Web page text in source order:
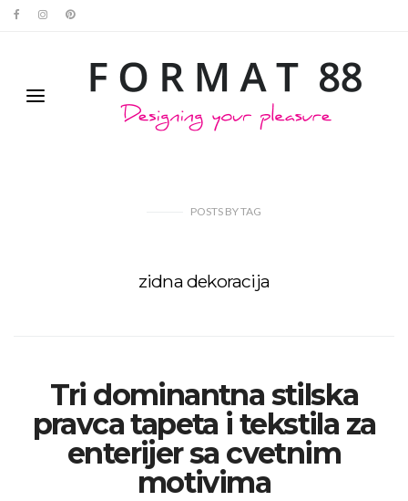
POSTS BYTAG
zidna dekoracija
Tri dominantna stilska
pravca tapeta i tekstila za
enterijer sa cvetnim
motivima